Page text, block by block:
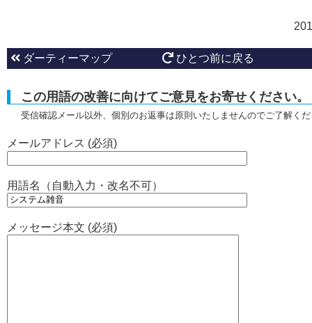
ダーティーマップ ひとつ前に戻る
この用語の改善に向けてご意見をお寄せください。
受信確認メール以外、個別のお返事は原則いたしませんのでご了解く
メールアドレス (必須)
用語名（自動入力・改名不可）
メッセージ本文 (必須)